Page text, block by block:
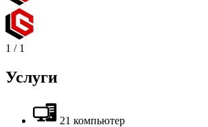
1 / 1
Услуги
21 компьютер